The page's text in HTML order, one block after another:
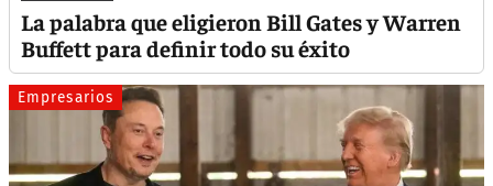
La palabra que eligieron Bill Gates y Warren
Buffett para definir todo su éxito
Empresarios